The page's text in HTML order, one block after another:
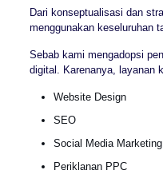
Dari konseptualisasi dan
menggunakan keseluruhan
Sebab kami mengadopsi
digital. Karenanya, layanan
Website Design
SEO
Social Media Marketing
Periklanan PPC